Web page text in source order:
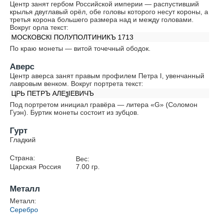
Центр занят гербом Российской империи — распустивший
крылья двуглавый орёл, обе головы которого несут короны, а
третья корона большего размера над и между головами.
Вокруг орла текст:
МОСКОВСКI ПОЛУПОЛТИНИКЪ 1713
По краю монеты — витой точечный ободок.
Аверс
Центр аверса занят правым профилем Петра I, увенчанный
лавровым венком. Вокруг портрета текст:
ЦРЬ ПЕТРЪ АЛЕѯIЕВИЧЪ
Под портретом инициал гравёра — литера «G» (Соломон
Гуэн). Буртик монеты состоит из зубцов.
Гурт
Гладкий
Страна:
Царская Россия
Вес:
7.00гр.
Металл
Металл:
Серебро